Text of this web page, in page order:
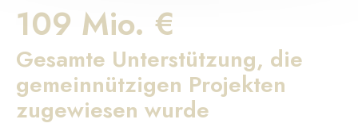
109 Mio. €
Gesamte Unterstützung, die
gemeinnützigen Projekten
zugewiesen wurde